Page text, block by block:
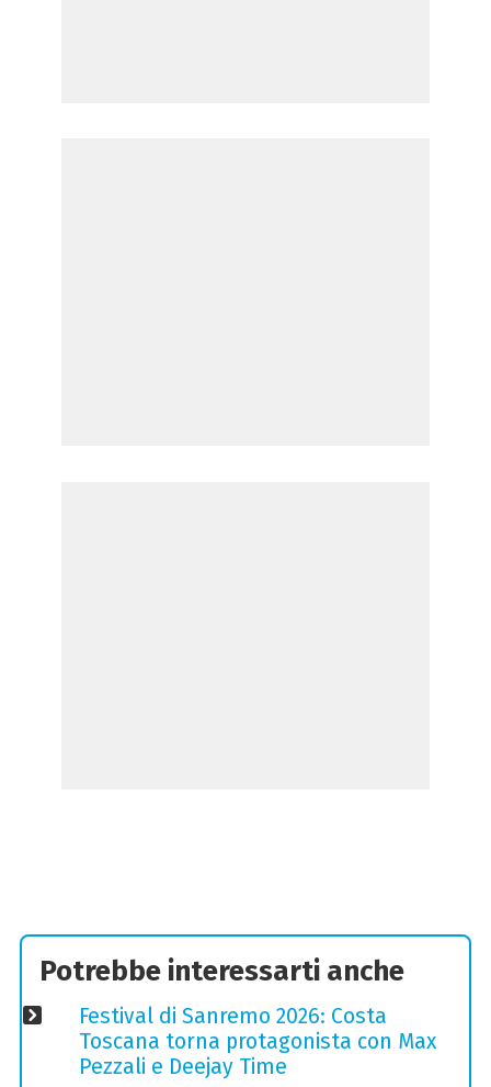
Potrebbe interessarti anche
Festival di Sanremo 2026: Costa
Toscana torna protagonista con Max
Pezzali e Deejay Time